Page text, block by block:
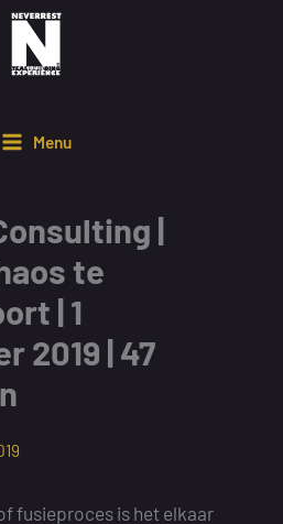
Menu
|
te
| 1
2019 | 47
fusieproces is het elkaar